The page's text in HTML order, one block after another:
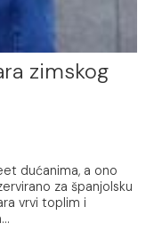
zimskog
dućanima, a ono
za španjolsku
vrvi toplim i